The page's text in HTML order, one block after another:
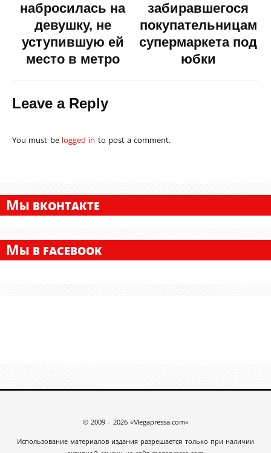
набросилась на
девушку, не
уступившую ей
место в метро
забиравшегося
покупательницам
супермаркета под
юбки
Leave a Reply
You must be logged in to post a comment.
МЫ ВКОНТАКТЕ
МЫ В FACEBOOK
© 2009 - 2026 «Megapressa.com»
Использование материалов издания разрешается только при наличии